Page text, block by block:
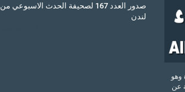
وهو
عن
صدور العدد 167 لصحيفة الحدث الاسبوعي من
لندن